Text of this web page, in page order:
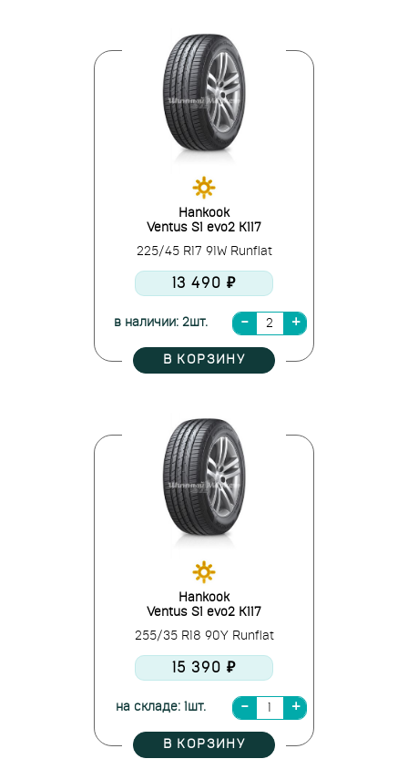
Hankook
Ventus S1 evo2 K117
225/45 R17 91W Runflat
13 490 ₽
в наличии: 2шт.
В КОРЗИНУ
Hankook
Ventus S1 evo2 K117
255/35 R18 90Y Runflat
15 390 ₽
на складе: 1шт.
В КОРЗИНУ